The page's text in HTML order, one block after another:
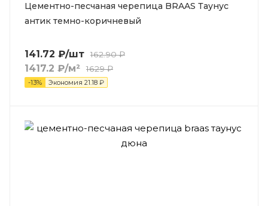
Цементно-песчаная черепица BRAAS Таунус
антик темно-коричневый
141.72 ₽/шт 162.90₽
1417.2 ₽/м² 1629 ₽
-13% Экономия 21.18 ₽